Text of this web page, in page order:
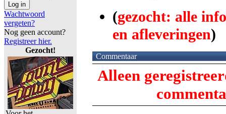
Wachtwoord
vergeten?
Nog geen account?
Registreer hier.
Gezocht!
(gezocht: alle
en afleveringen)
Commentaar
Alleen